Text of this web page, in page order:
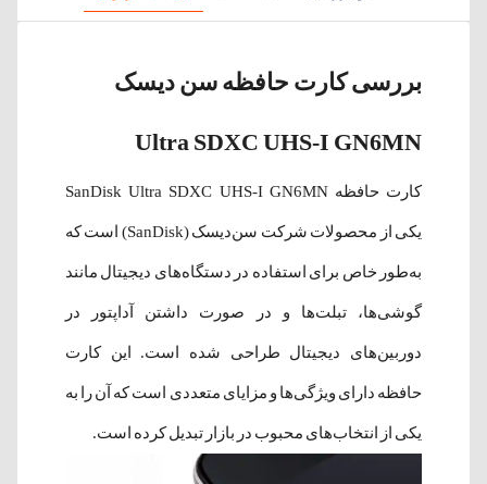
بررسی کارت حافظه سن دیسک
Ultra SDXC UHS-I GN6MN
کارت حافظه SanDisk Ultra SDXC UHS-I GN6MN
یکی از محصولات شرکت سن‌دیسک (SanDisk) است که
به‌طور خاص برای استفاده در دستگاه‌های دیجیتال مانند
گوشی‌ها، تبلت‌ها و در صورت داشتن آداپتور در
دوربین‌های دیجیتال طراحی شده است. این کارت
حافظه دارای ویژگی‌ها و مزایای متعددی است که آن را به
یکی از انتخاب‌های محبوب در بازار تبدیل کرده است.